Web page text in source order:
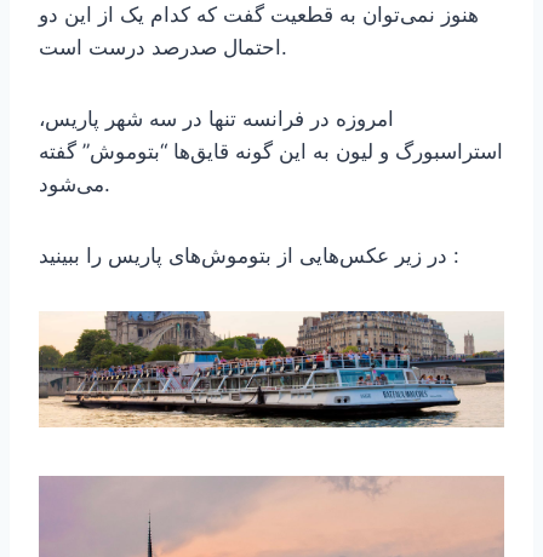
هنوز نمی‌توان به قطعیت گفت که کدام یک از این دو
احتمال صدرصد درست است.
امروزه در فرانسه تنها در سه شهر پاریس،
استراسبورگ و لیون به این گونه قایق‌ها “بتوموش” گفته
می‌شود.
در زیر عکس‌هایی از بتوموش‌های پاریس را ببینید :